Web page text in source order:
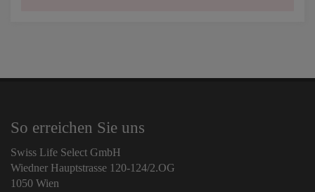
So erreichen Sie uns
Swiss Life Select GmbH
Wiedner Hauptstrasse 120-124/2.OG
1050 Wien